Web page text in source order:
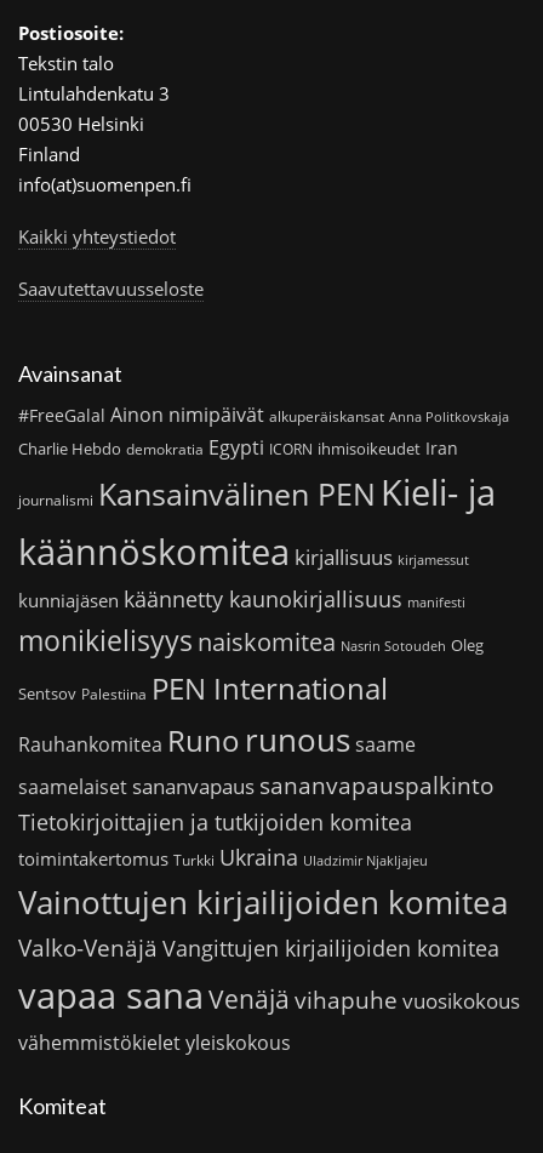
Postiosoite:
Tekstin talo
Lintulahdenkatu 3
00530 Helsinki
Finland
info(at)suomenpen.fi
Kaikki yhteystiedot
Saavutettavuusseloste
Avainsanat
#FreeGalal Ainon nimipäivät alkuperäiskansat Anna Politkovskaja
Charlie Hebdo demokratia Egypti ICORN ihmisoikeudet Iran
journalismi Kansainvälinen PEN Kieli- ja
käännöskomitea kirjallisuus kirjamessut
kunniajäsen käännetty kaunokirjallisuus manifesti
monikielisyys naiskomitea Nasrin Sotoudeh Oleg
Sentsov Palestiina PEN International
Rauhankomitea Runo runoussaame
saamelaiset sananvapaus sananvapauspalkinto
Tietokirjoittajien ja tutkijoiden komitea
toimintakertomus Turkki Ukraina Uladzimir Njakljajeu
Vainottujen kirjailijoiden komitea
Valko-Venäjä Vangittujen kirjailijoiden komitea
vapaa sana Venäjä vihapuhe vuosikokous
vähemmistökieletyleiskokous
Komiteat